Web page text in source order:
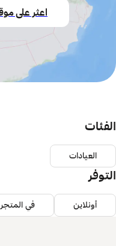
اعثر على
الفئات
العيادات
التوفر
أونلاين في المتجر